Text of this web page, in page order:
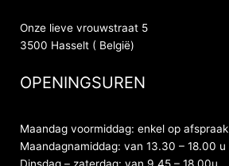
Onze lieve vrouwstraat 5
3500 Hasselt ( België)
OPENINGSUREN
Maandag voormiddag: enkel op afspraak
Maandagnamiddag: van 13.30 – 18.00 u
Dinsdag – zaterdag: van 9.45 – 18.00u